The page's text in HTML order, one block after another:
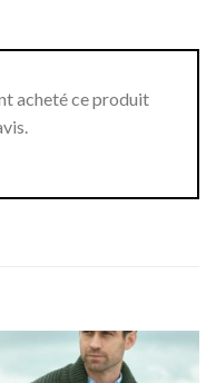
acheté ce produit